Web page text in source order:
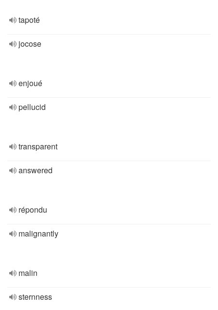
tapoté
jocose
enjoué
pellucid
transparent
answered
répondu
malignantly
malin
sternness